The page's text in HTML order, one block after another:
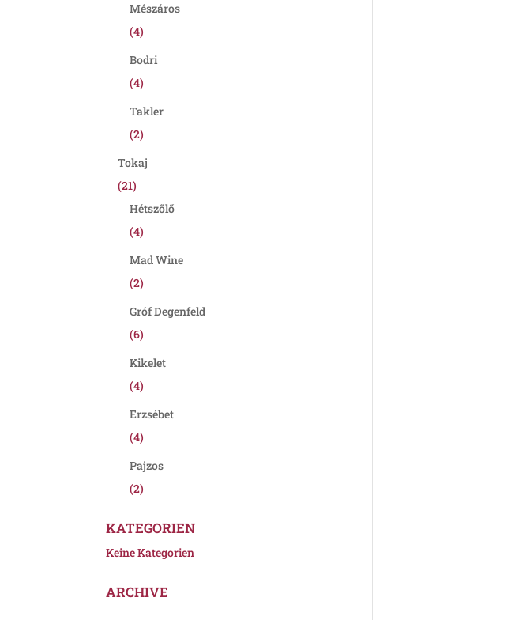
Mészáros
(4)
Bodri
(4)
Takler
(2)
Tokaj
(21)
Hétszőlő
(4)
Mad Wine
(2)
Gróf Degenfeld
(6)
Kikelet
(4)
Erzsébet
(4)
Pajzos
(2)
KATEGORIEN
Keine Kategorien
ARCHIVE